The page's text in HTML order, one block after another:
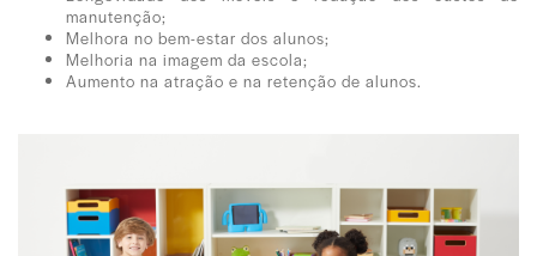
manutenção;
Melhora no bem-estar dos alunos;
Melhoria na imagem da escola;
Aumento na atração e na retenção de alunos.